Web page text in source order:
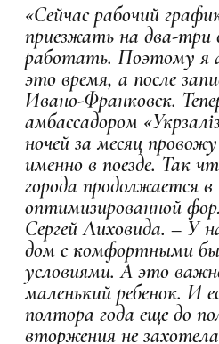
«Сейчас рабочий
приезжать на два-три
работать. Поэтому я
это время, а после
Ивано-Франковск.
амбассадором
ночей за месяц
именно в поезде. Так
города продолжается в
оптимизированной
Сергей Лиховида. – У
дом с комфортными
условиями. А это
маленький ребенок. И
полтора года еще до
вторжения не